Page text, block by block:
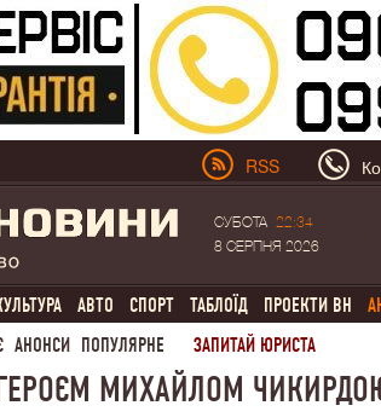
RSS
СУБОТА
22:34
8 СЕРПНЯ 2026
АВТО СПОРТ ТАБЛОЇД ПРОЕКТИ ВН
АНОНСИ ПОПУЛЯРНЕ ЗАПИТАЙ ЮРИСТА
МИХАЙЛОМ